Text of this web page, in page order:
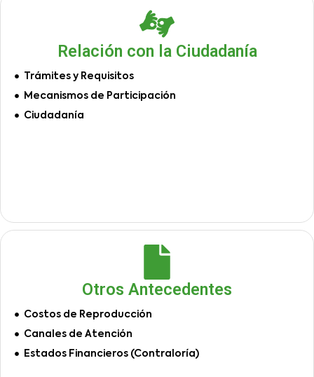
Relación con la Ciudadanía
Trámites y Requisitos
Mecanismos de Participación
Ciudadanía
Otros Antecedentes
Costos de Reproducción
Canales de Atención
Estados Financieros (Contraloría)